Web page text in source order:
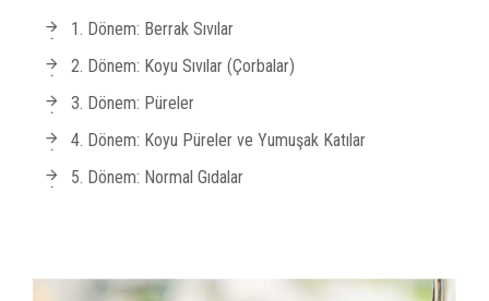
1. Dönem: Berrak Sıvılar
2. Dönem: Koyu Sıvılar (Çorbalar)
3. Dönem: Püreler
4. Dönem: Koyu Püreler ve Yumuşak Katılar
5. Dönem: Normal Gıdalar